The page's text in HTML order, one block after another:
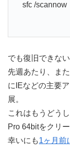
sfc /scannow
でも復旧できな
先週あたり、ま
にIEなどの主要
展。
これはもうどう
Pro 64bitをクリ
幸いにも1ヶ月前